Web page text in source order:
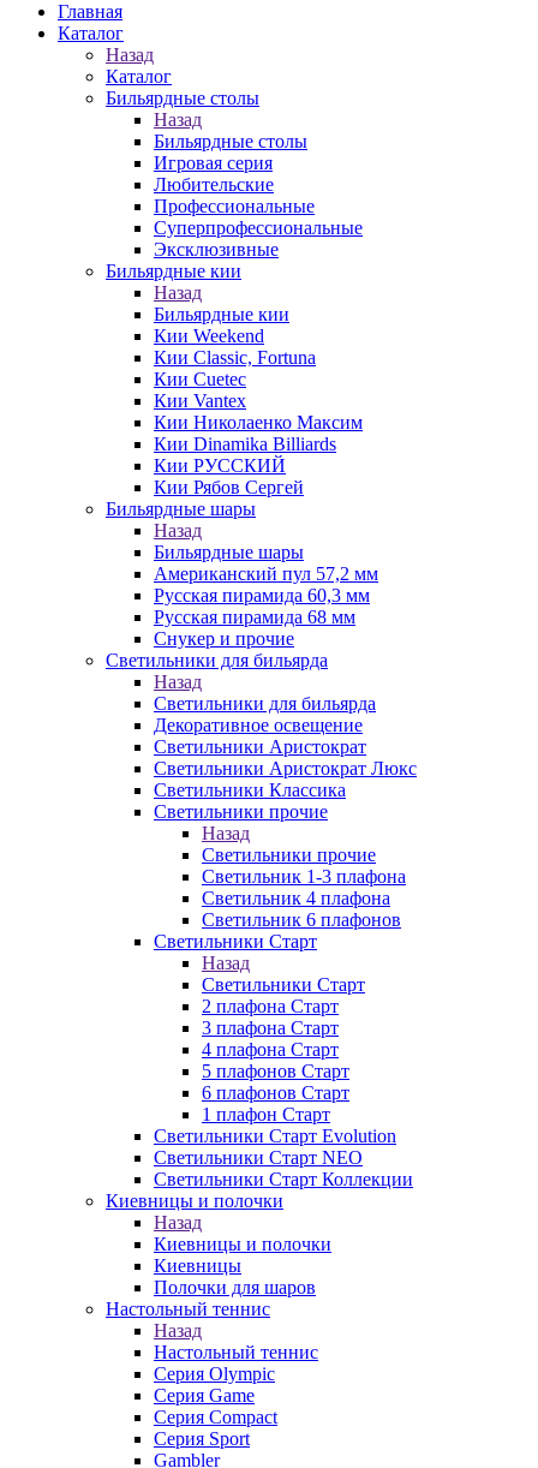
Главная
Каталог
Назад
Каталог
Бильярдные столы
Назад
Бильярдные столы
Игровая серия
Любительские
Профессиональные
Суперпрофессиональные
Эксклюзивные
Бильярдные кии
Назад
Бильярдные кии
Кии Weekend
Кии Classic, Fortuna
Кии Cuetec
Кии Vantex
Кии Николаенко Максим
Кии Dinamika Billiards
Кии РУССКИЙ
Кии Рябов Сергей
Бильярдные шары
Назад
Бильярдные шары
Американский пул 57,2 мм
Русская пирамида 60,3 мм
Русская пирамида 68 мм
Снукер и прочие
Светильники для бильярда
Назад
Светильники для бильярда
Декоративное освещение
Светильники Аристократ
Светильники Аристократ Люкс
Светильники Классика
Светильники прочие
Назад
Светильники прочие
Светильник 1-3 плафона
Светильник 4 плафона
Светильник 6 плафонов
Светильники Старт
Назад
Светильники Старт
2 плафона Старт
3 плафона Старт
4 плафона Старт
5 плафонов Старт
6 плафонов Старт
1 плафон Старт
Светильники Старт Evolution
Светильники Старт NEO
Светильники Старт Коллекции
Киевницы и полочки
Назад
Киевницы и полочки
Киевницы
Полочки для шаров
Настольный теннис
Назад
Настольный теннис
Серия Olympic
Серия Game
Серия Compact
Серия Sport
Gambler